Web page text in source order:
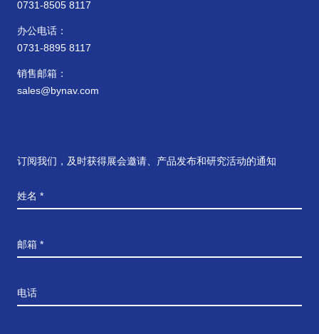
0731-8505 8117
办公电话：
0731-8895 8117
销售邮箱：
sales@bynav.com
订阅我们，及时获得展会邀请、产品发布和研究活动的通知
姓名 *
邮箱 *
电话